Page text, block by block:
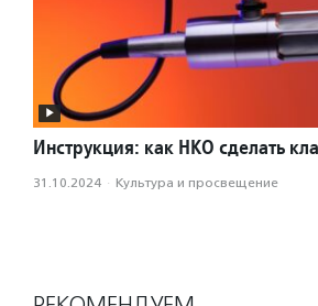
Инструкция: как НКО сделать
31.10.2024 · Культура и просвещение